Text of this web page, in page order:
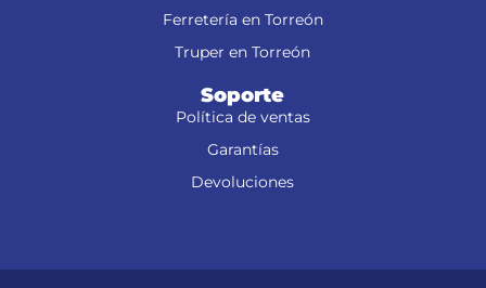
Ferretería en Torreón
Truper en Torreón
Soporte
Política de ventas
Garantías
Devoluciones